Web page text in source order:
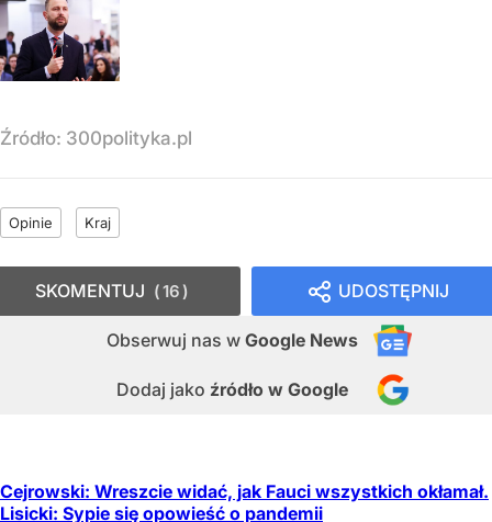
Źródło: 300polityka.pl
Opinie Kraj
UDOSTĘPNIJ
Obserwuj nas w Google News
Dodaj jako źródło w Google
SKOMENTUJ 16
Cejrowski: Wreszcie widać, jak Fauci wszystkich okłamał.
Lisicki: Sypie się opowieść o pandemii